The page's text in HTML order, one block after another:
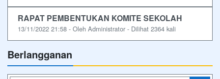
RAPAT PEMBENTUKAN KOMITE SEKOLAH
13/11/2022 21:58 - Oleh Administrator - Dilihat 2364 kali
Berlangganan